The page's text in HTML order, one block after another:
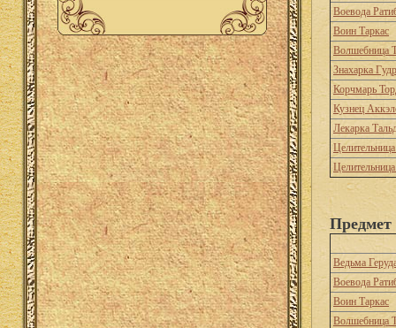
Воевода
Воин Таркас
Волшебница
Знахарка
Корчмарь
Кузнец
Лекарка
Ведьма
Воевода
Воин Таркас
Волшебница